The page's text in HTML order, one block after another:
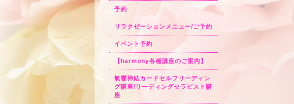
予約
リラクゼーションメニュー/ご予約
イベント予約
【harmony各種講座のご案内】
氣響神結カードセルフリーディン
グ講座/リーディングセラピスト講
座